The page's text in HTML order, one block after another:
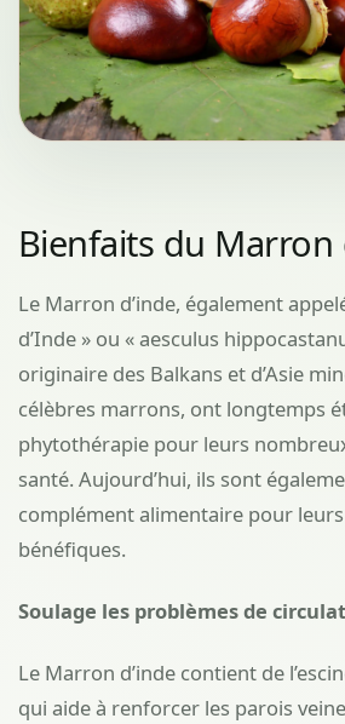
Bienfaits du Marron
Le Marron d’inde, également
d’Inde » ou « aesculus
originaire des Balkans et d’Asie
célèbres marrons, ont longtemps
phytothérapie pour leurs
santé. Aujourd’hui, ils sont
complément alimentaire pour
bénéfiques.
Soulage les problèmes de
Le Marron d’inde contient de
qui aide à renforcer les parois